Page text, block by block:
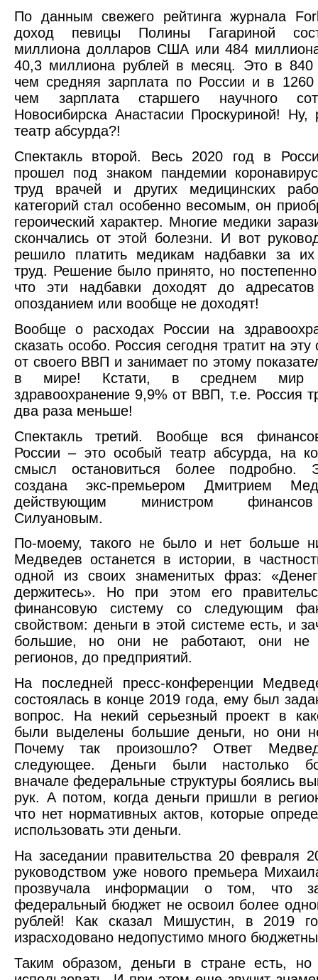
По данным свежего рейтинга журнала
доход певицы Полины Гагариной
миллиона долларов США или 484
40,3 миллиона рублей в месяц. Это в
чем средняя зарплата по России и в
чем зарплата старшего научного
Новосибирска Анастасии Проскуриной! Ну,
театр абсурда?!
Спектакль второй. Весь 2020 год в
прошел под знаком пандемии
труд врачей и других медицинских
категорий стал особенно весомым, он
героический характер. Многие медики
скончались от этой болезни. И вот
решило платить медикам надбавки за их
труд. Решение было принято, но
что эти надбавки доходят до
опозданием или вообще не доходят!
Вообще о расходах России на
сказать особо. Россия сегодня тратит на эту
от своего ВВП и занимает по этому
в мире! Кстати, в среднем мир
здравоохранение 9,9% от ВВП, т.е. Россия
два раза меньше!
Спектакль третий. Вообще вся
России – это особый театр абсурда, на
смысл остановиться более подробно.
создана экс-премьером Дмитрием
действующим министром
Силуановым.
По-моему, такого не было и нет больше
Медведев останется в истории, в
одной из своих знаменитых фраз:
держитесь». Но при этом его
финансовую систему со следующим
свойством: деньги в этой системе есть, и
большие, но они не работают, они не
регионов, до предприятий.
На последней пресс-конференции
состоялась в конце 2019 года, ему был
вопрос. На некий серьезный проект в
были выделены большие деньги, но они
Почему так произошло? Ответ
следующее. Деньги были настолько
вначале федеральные структуры боялись
рук. А потом, когда деньги пришли в
что нет нормативных актов, которые
использовать эти деньги.
На заседании правительства 20 февраля
руководством уже нового премьера
прозвучала информации о том, что
федеральный бюджет не освоил более
рублей! Как сказал Мишустин, в 2019
израсходовано недопустимо много
Таким образом, деньги в стране есть,